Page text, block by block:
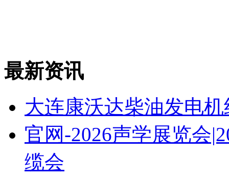
最新资讯
大连康沃达柴油发电机
官网-2026声学展览会
缆会